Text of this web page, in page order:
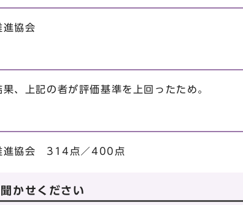
進協会
、上記の者が評価基準を上回ったため。
進協会 314点／400点
かせください